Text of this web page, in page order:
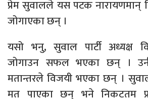
प्रेम सुवालले यस पटक नारायणमान्
जोगाएका छन् ।
यसो भनु, सुवाल पार्टी अध्यक्ष
जोगाउन सफल भएका छन् ।
मतान्तरले विजयी भएका छन् ।
मत पाएका छन् भने निकटतम